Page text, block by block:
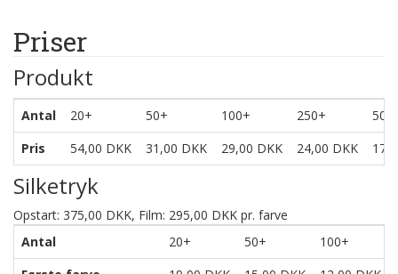
Priser
Produkt
Antal 20+ 50+ 100+ 250+
Pris
54,00 DKK 31,00 DKK 29,00 DKK 24,00 DKK
Silketryk
Opstart: 375,00 DKK, Film: 295,00 DKK pr. farve
Antal
20+ 50+ 100+